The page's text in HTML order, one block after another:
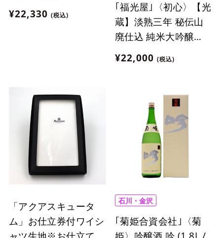
¥22,330 (税込)
｢福光屋｣〈初心〉【光
蔵】淡熟三年 秘伝山
廃仕込 純米大吟醸
(1.8L / 熟酒)
¥22,000 (税込)
「アクアスキュータ
ム」お仕立券付ワイシ
石川・金沢
｢菊姫合資会社｣〈菊